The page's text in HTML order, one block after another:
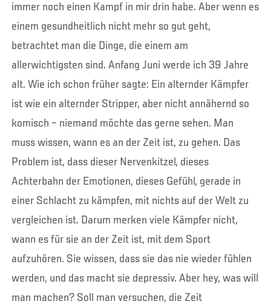
immer noch einen Kampf in mir drin habe. Aber wenn es
einem gesundheitlich nicht mehr so gut geht,
betrachtet man die Dinge, die einem am
allerwichtigsten sind. Anfang Juni werde ich 39 Jahre
alt. Wie ich schon früher sagte: Ein alternder Kämpfer
ist wie ein alternder Stripper, aber nicht annähernd so
komisch – niemand möchte das gerne sehen. Man
muss wissen, wann es an der Zeit ist, zu gehen. Das
Problem ist, dass dieser Nervenkitzel, dieses
Achterbahn der Emotionen, dieses Gefühl, gerade in
einer Schlacht zu kämpfen, mit nichts auf der Welt zu
vergleichen ist. Darum merken viele Kämpfer nicht,
wann es für sie an der Zeit ist, mit dem Sport
aufzuhören. Sie wissen, dass sie das nie wieder fühlen
werden, und das macht sie depressiv. Aber hey, was will
man machen? Soll man versuchen, die Zeit